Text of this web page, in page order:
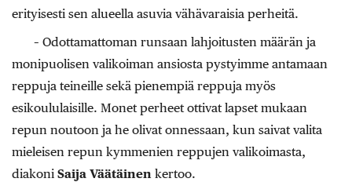
erityisesti sen alueella asuvia vähävaraisia perheitä.
– Odottamattoman runsaan lahjoitusten määrän ja
monipuolisen valikoiman ansiosta pystyimme antamaan
reppuja teineille sekä pienempiä reppuja myös
esikoululaisille. Monet perheet ottivat lapset mukaan
repun noutoon ja he olivat onnessaan, kun saivat valita
mieleisen repun kymmenien reppujen valikoimasta,
diakoni Saija Väätäinen kertoo.